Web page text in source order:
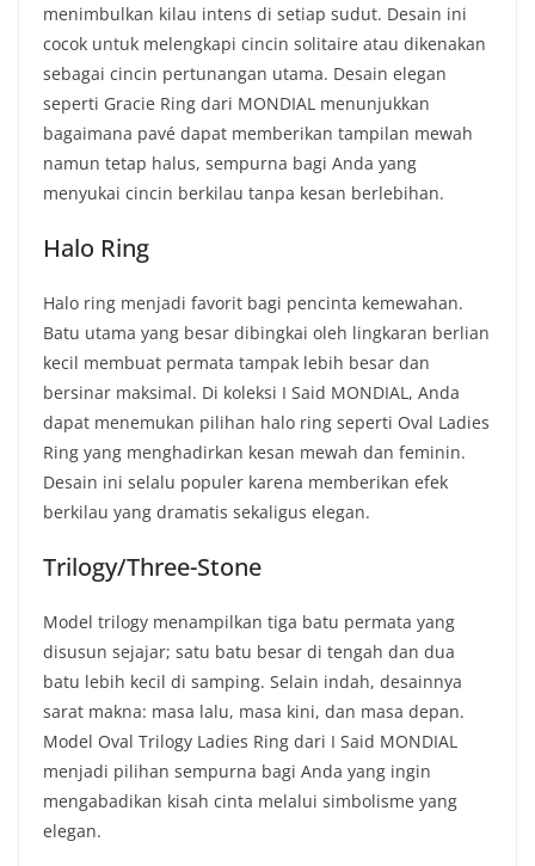
menimbulkan kilau intens di setiap sudut. Desain ini
cocok untuk melengkapi cincin solitaire atau dikenakan
sebagai cincin pertunangan utama. Desain elegan
seperti Gracie Ring dari MONDIAL menunjukkan
bagaimana pavé dapat memberikan tampilan mewah
namun tetap halus, sempurna bagi Anda yang
menyukai cincin berkilau tanpa kesan berlebihan.
Halo Ring
Halo ring menjadi favorit bagi pencinta kemewahan.
Batu utama yang besar dibingkai oleh lingkaran berlian
kecil membuat permata tampak lebih besar dan
bersinar maksimal. Di koleksi I Said MONDIAL, Anda
dapat menemukan pilihan halo ring seperti Oval Ladies
Ring yang menghadirkan kesan mewah dan feminin.
Desain ini selalu populer karena memberikan efek
berkilau yang dramatis sekaligus elegan.
Trilogy/Three-Stone
Model trilogy menampilkan tiga batu permata yang
disusun sejajar; satu batu besar di tengah dan dua
batu lebih kecil di samping. Selain indah, desainnya
sarat makna: masa lalu, masa kini, dan masa depan.
Model Oval Trilogy Ladies Ring dari I Said MONDIAL
menjadi pilihan sempurna bagi Anda yang ingin
mengabadikan kisah cinta melalui simbolisme yang
elegan.